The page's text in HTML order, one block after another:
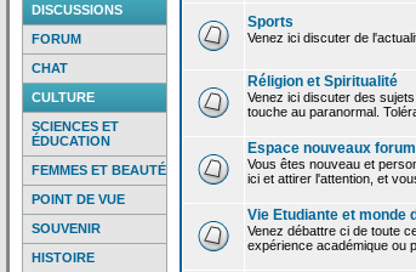
DISCUSSIONS
FORUM
CHAT
CULTURE
SCIENCES ET
ÉDUCATION
FEMMES ET BEAUTÉ
POINT DE VUE
SOUVENIR
HISTOIRE
Sports
Venez ici discuter de
Réligion et Spiritualité
Venez ici discuter des
touche au paranormal.
Espace nouveaux
Vous êtes nouveau et
ici et attirer l'attention, et
Vie Etudiante et monde
Venez débattre ci de toute
expérience académique ou